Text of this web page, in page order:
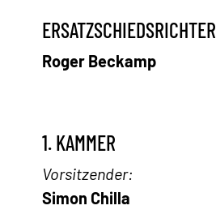
ERSATZSCHIEDSRICHTER
Roger Beckamp
1. KAMMER
Vorsitzender:
Simon Chilla